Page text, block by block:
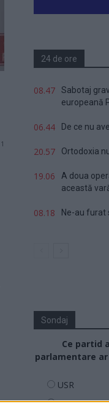
1
24 de ore
08.47
Sabotaj
europeană
06.44 De ce nu
20.57 Ortodoxia
19.06
A doua
această
08.18 Ne-au furat
Sondaj
Ce partid
parlamentare
USR
PNL